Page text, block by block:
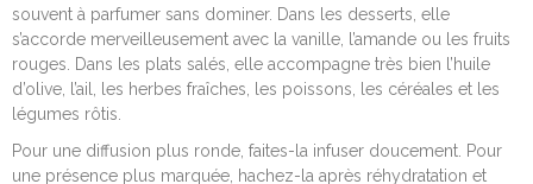
souvent à parfumer sans dominer. Dans les desserts, elle
s’accorde merveilleusement avec la vanille, l’amande ou les fruits
rouges. Dans les plats salés, elle accompagne très bien l’huile
d’olive, l’ail, les herbes fraîches, les poissons, les céréales et les
légumes rôtis.
Pour une diffusion plus ronde, faites-la infuser doucement. Pour
une présence plus marquée, hachez-la après réhydratation et